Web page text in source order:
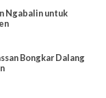
Ngabalin untuk
Bongkar Dalang